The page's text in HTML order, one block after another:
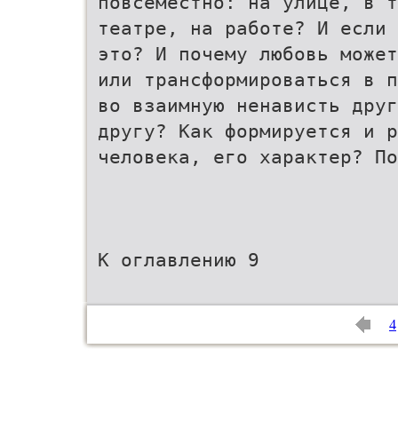
театре, на работе? И
это? И почему любовь
или трансформироваться в
во взаимную ненависть
другу? Как формируется и
человека, его характер?
К оглавлению 9
4